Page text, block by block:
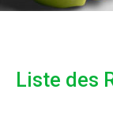
Liste des